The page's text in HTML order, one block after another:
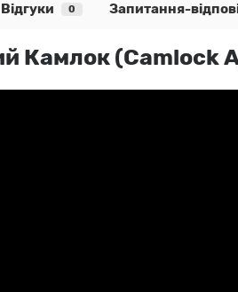
Відгуки 0 Запитання-
Камлок (Camlock